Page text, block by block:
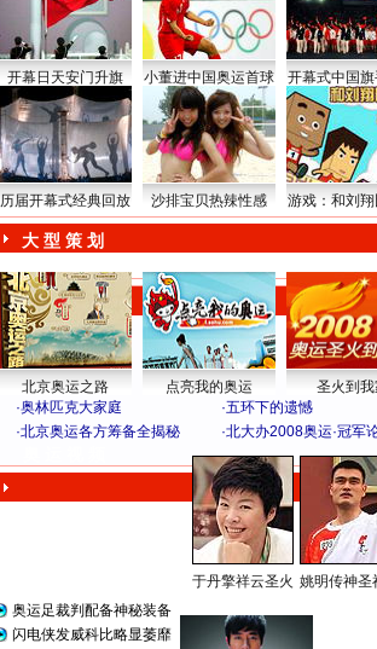
开幕日天安门升旗 小董进中国奥运首球 开幕式中国
历届开幕式经典回放 沙排宝贝热辣性感 游戏：和刘
大 型 策 划
北京奥运之路 点亮我的奥运
圣火到我
·奥林匹克大家庭 ·五环下的遗憾
·北京奥运各方筹备全揭秘 ·北大办2008奥运·冠军
于丹擎祥云圣火 姚明传神圣
奥运足裁判配备神秘装备
闪电侠发威科比略显萎靡